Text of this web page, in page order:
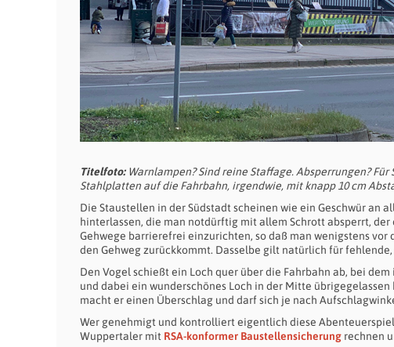
Titelfoto:Warnlampen? Sind reine Staffage. Absperrungen?
Stahlplatten auf die Fahrbahn, irgendwie, mit knapp 10 cm
Die Staustellen in der Südstadt scheinen wie ein Geschwür an
hinterlassen, die man notdürftig mit allem Schrott absperrt,
Gehwege barrierefrei einzurichten, so daß man wenigstens
den Gehweg zurückkommt. Dasselbe gilt natürlich für
Den Vogel schießt ein Loch quer über die Fahrbahn ab, bei
und dabei ein wunderschönes Loch in der Mitte
macht er einen Überschlag und darf sich je nach
Wer genehmigt und kontrolliert eigentlich diese
Wuppertaler mit RSA-konformer Baustellensicherung rechnen